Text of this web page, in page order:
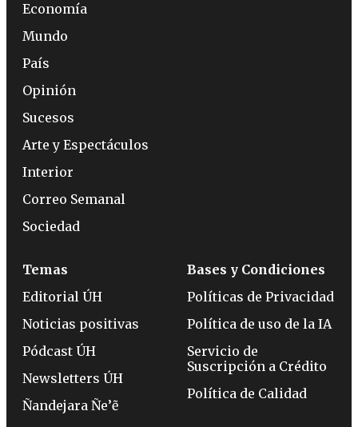
Economía
Mundo
País
Opinión
Sucesos
Arte y Espectáculos
Interior
Correo Semanal
Sociedad
Temas
Editorial ÚH
Noticias positivas
Pódcast ÚH
Newsletters ÚH
Ñandejara Ñe’ẽ
Bases y Condiciones
Políticas de Privacidad
Política de uso de la IA
Servicio de
Suscripción a Crédito
Política de Calidad